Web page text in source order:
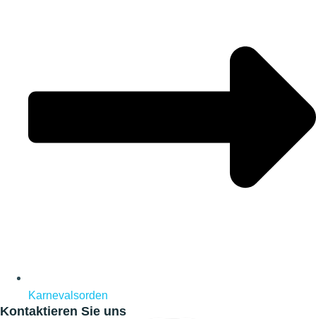
Karnevalsorden
Kontaktieren Sie uns